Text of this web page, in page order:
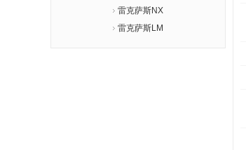
雷克萨斯NX
雷克萨斯LM